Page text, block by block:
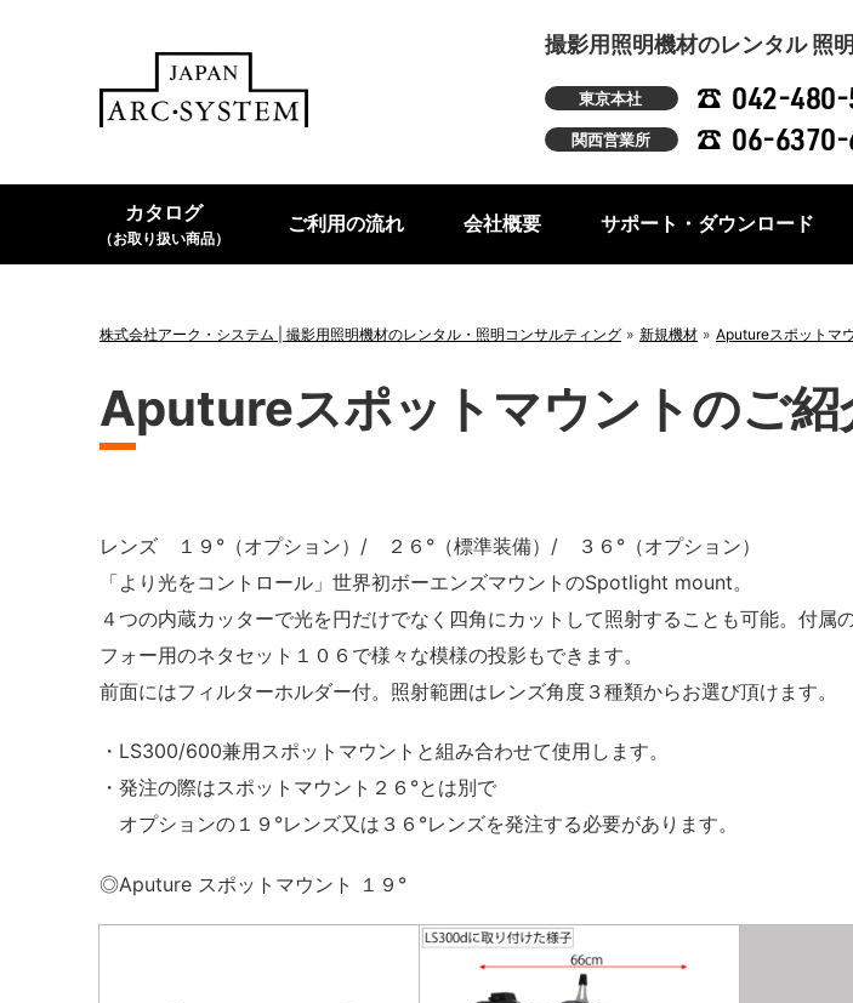
撮影用照明機材のレンタル 照
東京本社 042-480-
関西営業所 06-6370-
カタログ
（お取り扱い商品）
ご利用の流れ 会社概要 サポート・ダウンロード
株式会社アーク・システム | 撮影用照明機材のレンタル・照明コンサルティング 新規機材 Aputureスポットマ
Aputureスポットマウントのご紹
レンズ １９°（オプション）/ ２６°（標準装備）/ ３６°（オプション）
「より光をコントロール」世界初ボーエンズマウントのSpotlight mount。
４つの内蔵カッターで光を円だけでなく四角にカットして照射することも可能。付属
フォー用のネタセット１０６で様々な模様の投影もできます。
前面にはフィルターホルダー付。照射範囲はレンズ角度３種類からお選び頂けます。
・LS300/600兼用スポットマウントと組み合わせて使用します。
・発注の際はスポットマウント２６°とは別で
オプションの１９°レンズ又は３６°レンズを発注する必要があります。
◎Aputure スポットマウント １９°